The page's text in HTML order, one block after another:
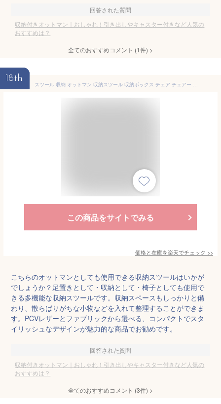
回答された質問
収納付きオットマン｜おしゃれ！引き出しやキャスター付きなど人気の
おすすめは？
全てのおすすめコメント (1件) >
18th
スツール 収納 オットマン 収納スツール 収納ボックス チェア チェアー 収納付き 収納ボックス 長方形 メイクボックス 収納ベンチ ボックス収納 おしゃれ 子供 座れる 玄関 おもちゃ箱 収納チェア【送料無料】
この商品をサイトでみる
価格と在庫を楽天でチェック >>
こちらのオットマンとしても使用できる収納スツールはいかが
でしょうか？足置きとして・収納として・椅子としても使用で
きる多機能な収納スツールです。収納スペースもしっかりと備
わり、散らばりがちな小物などを入れて整理することができま
す。PCVレザーとファブリックから選べる、コンパクトでスタ
イリッシュなデザインが魅力的な商品でお勧めです。
回答された質問
収納付きオットマン｜おしゃれ！引き出しやキャスター付きなど人気の
おすすめは？
全てのおすすめコメント (3件) >